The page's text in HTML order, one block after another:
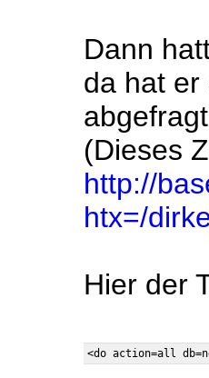
Dann
da hat er
(Dieses
http://
htx=/
Hier der